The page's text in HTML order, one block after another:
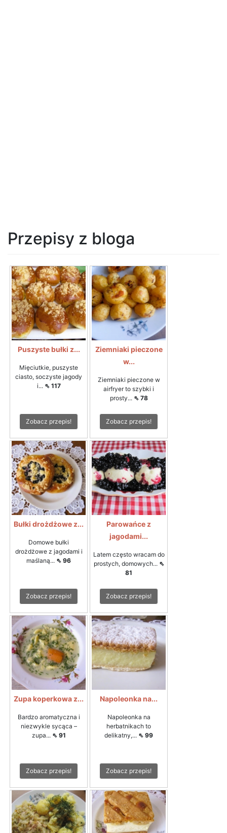
Przepisy z bloga
Puszyste bułki z...
Mięciutkie, puszyste
ciasto, soczyste jagody
i... ⇖ 117
Zobacz przepis!
Ziemniaki pieczone
w...
Ziemniaki pieczone w
airfryer to szybki i
prosty... ⇖ 78
Zobacz przepis!
Bułki drożdżowe z...
Domowe bułki
drożdżowe z jagodami i
maślaną... ⇖ 96
Zobacz przepis!
Parowańce z
jagodami...
Latem często wracam do
prostych, domowych... ⇖
81
Zobacz przepis!
Zupa koperkowa z...
Bardzo aromatyczna i
niezwykle sycąca –
zupa... ⇖ 91
Zobacz przepis!
Napoleonka na...
Napoleonka na
herbatnikach to
delikatny,... ⇖ 99
Zobacz przepis!